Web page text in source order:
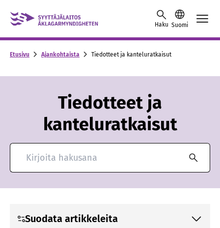
Skip to content -saavutettavuusohje
Haku Suomi
Etusivu Ajankohtaista Tiedotteet ja kanteluratkaisut
Tiedotteet ja
kanteluratkaisut
Hae ajankohtaisia artikkeleita
Suodata artikkeleita